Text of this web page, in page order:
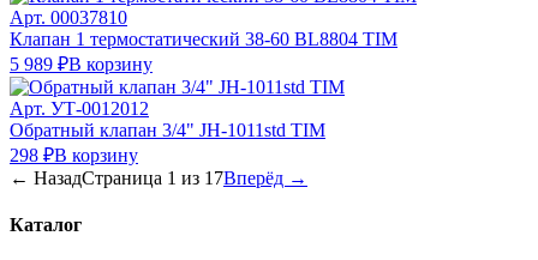
Арт. 00037810
Клапан 1 термостатический 38-60 BL8804 TIM
5 989 ₽В корзину
Арт. УТ-0012012
Обратный клапан 3/4" JH-1011std TIM
298 ₽В корзину
← НазадСтраница 1 из 17Вперёд →
Каталог